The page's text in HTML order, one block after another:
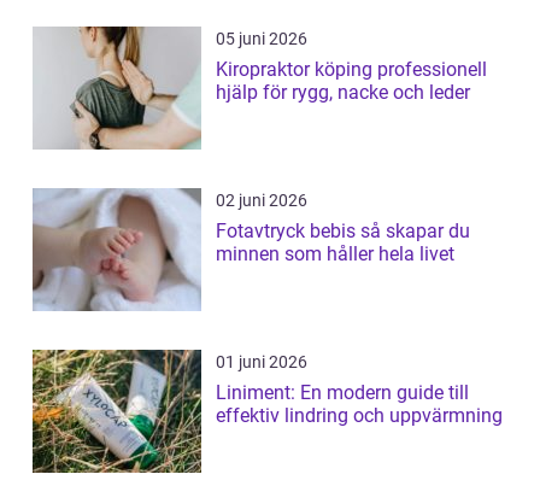
05 juni 2026
Kiropraktor köping professionell
hjälp för rygg, nacke och leder
02 juni 2026
Fotavtryck bebis så skapar du
minnen som håller hela livet
01 juni 2026
Liniment: En modern guide till
effektiv lindring och uppvärmning